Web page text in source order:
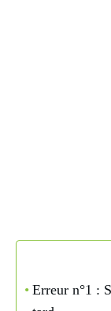
Erreur n°1 :